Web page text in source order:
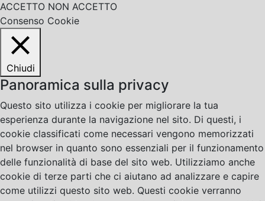
ACCETTO NON ACCETTO
Consenso Cookie
Chiudi
Panoramica sulla privacy
Questo sito utilizza i cookie per migliorare la tua
esperienza durante la navigazione nel sito. Di questi, i
cookie classificati come necessari vengono memorizzati
nel browser in quanto sono essenziali per il funzionamento
delle funzionalità di base del sito web. Utilizziamo anche
cookie di terze parti che ci aiutano ad analizzare e capire
come utilizzi questo sito web. Questi cookie verranno